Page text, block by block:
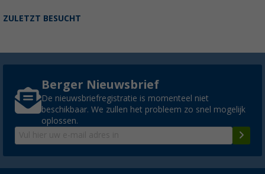
ZULETZT BESUCHT
Berger Nieuwsbrief
De nieuwsbriefregistratie is momenteel niet
beschikbaar. We zullen het probleem zo snel mogelijk
oplossen.